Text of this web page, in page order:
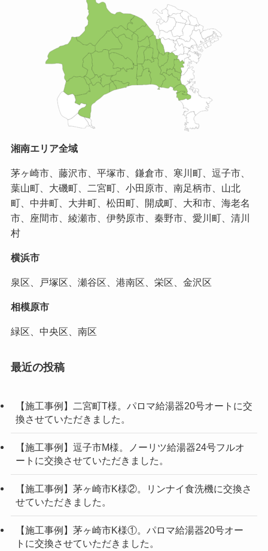
湘南エリア全域
茅ヶ崎市、藤沢市、平塚市、鎌倉市、寒川町、逗子市、
葉山町、大磯町、二宮町、小田原市、南足柄市、山北
町、中井町、大井町、松田町、開成町、大和市、海老名
市、座間市、綾瀬市、伊勢原市、秦野市、愛川町、清川
村
横浜市
泉区、戸塚区、瀬谷区、港南区、栄区、金沢区
相模原市
緑区、中央区、南区
最近の投稿
【施工事例】二宮町T様。パロマ給湯器20号オートに交
換させていただきました。
【施工事例】逗子市M様。ノーリツ給湯器24号フルオ
ートに交換させていただきました。
【施工事例】茅ヶ崎市K様②。リンナイ食洗機に交換さ
せていただきました。
【施工事例】茅ヶ崎市K様①。パロマ給湯器20号オー
トに交換させていただきました。